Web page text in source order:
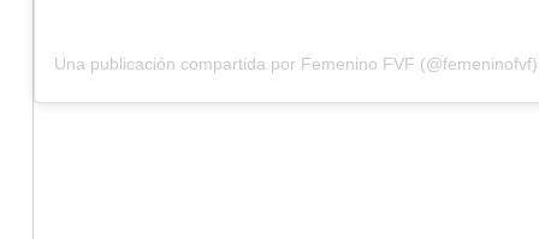
Una publicación compartida por Femenino FVF (@femeninofvf)